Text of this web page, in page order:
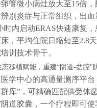
管微小病灶放大至15倍
别炎症与正常组织，出血
时内启动ERAS快速康复
，平均住院日缩短至2.8
训技术骨干。
移植赋能，重建“阴道-盆腔”
学中心的高通量测序平台
库”，可精确匹配供受体
道胶囊，一个疗程即可